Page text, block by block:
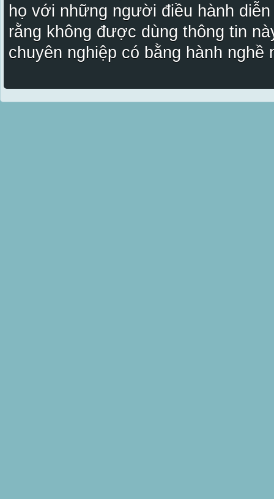
họ với những người điều hành
rằng không được dùng thông tin
chuyên nghiệp có bằng hành